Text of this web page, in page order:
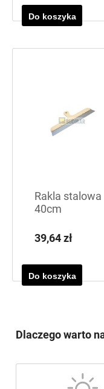
Do koszyka
Rakla stalowa
40cm
39,64 zł
Do koszyka
Dlaczego warto